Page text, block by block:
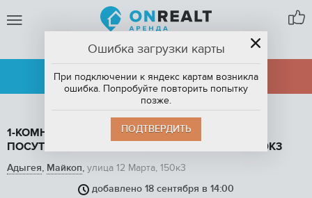
МАЙКОП,АДЫГЕЯ
АРЕНДА
ПРОДАЖА
1-КОМНАТНАЯ КВАРТИРА, 37 М2, В АРЕНДУ
ПОСУТОЧНО В МАЙКОПЕ, УЛИЦА 12 МАРТА, 150К3
Адыгея, Майкоп, улица 12 Марта, 150к3
добавлено 18 сентября в 14:00
1/ 10
Ошибка загрузки карты
При подключении к яндекс картам возникла
ошибка. Попробуйте повторить попытку
позже.
ПОДТВЕРДИТЬ